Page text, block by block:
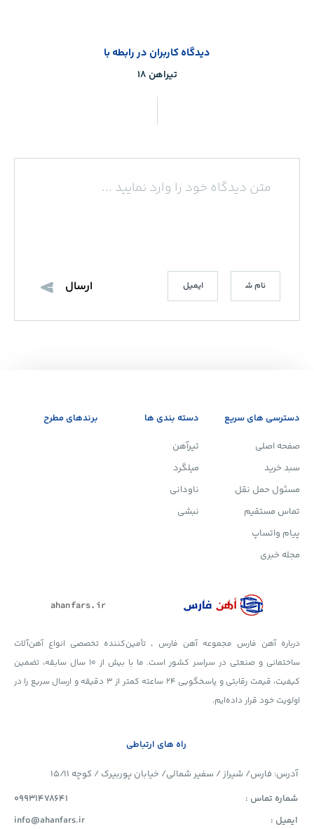
دیدگاه کاربران در رابطه با
تیراهن ۱۸
دسترسی های سریع
صفحه اصلی
سبد خرید
مسئول حمل نقل
تماس مستقیم
پیام واتساپ
مجله خبری
دسته بندی ها
تیرآهن
میلگرد
ناودانی
نبشی
برندهای مطرح
درباره آهن فارس مجموعه آهن فارس ٬ تأمین‌کننده تخصصی انواع آهن‌آلات
ساختمانی و صنعتی در سراسر کشور است. ما با بیش از ۱۰ سال سابقه، تضمین
کیفیت، قیمت رقابتی و پاسخگویی ۲۴ ساعته کمتر از ۳ دقیقه و ارسال سریع را در
اولویت خود قرار داده‌ایم.
راه های ارتباطی
آدرس: فارس/ شیراز / سفیر شمالی/ خیابان پوربیرک / کوچه ۱۵/۱۱
شماره تماس :
09931478641
ایمیل :
info@ahanfars.ir